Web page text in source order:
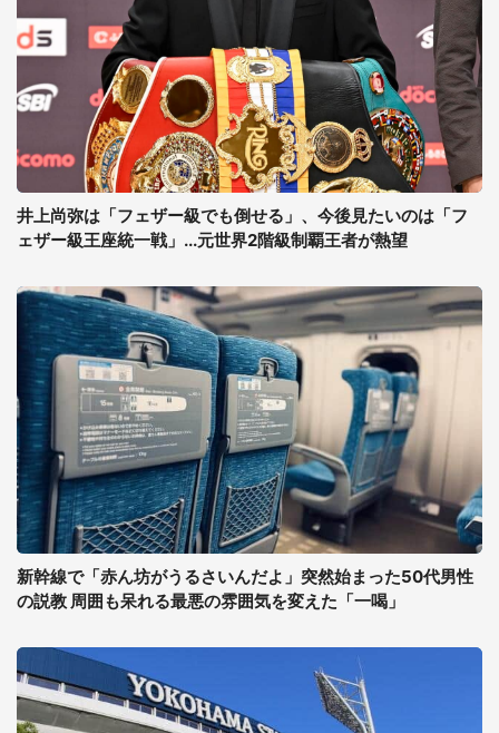
井上尚弥は「フェザー級でも倒せる」、今後見たいのは「フ
ェザー級王座統一戦」...元世界2階級制覇王者が熱望
新幹線で「赤ん坊がうるさいんだよ」突然始まった50代男性
の説教 周囲も呆れる最悪の雰囲気を変えた「一喝」